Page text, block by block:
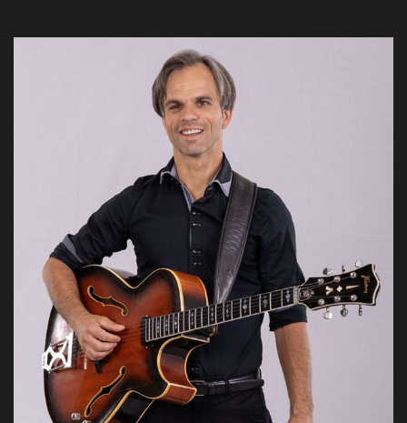
Andrej Sluga
kitara, cajon
Xenofon years from good after every so blessed.